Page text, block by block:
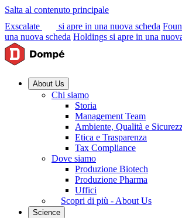
Salta al contenuto principale
Exscalate
si apre in una nuova scheda
una nuova scheda Holdings si apre in una
About Us
Chi siamo
Storia
Management Team
Ambiente, Qualità e
Etica e Trasparenza
Tax Compliance
Dove siamo
Produzione Biotech
Produzione Pharma
Uffici
Scopri di più - About Us
Science